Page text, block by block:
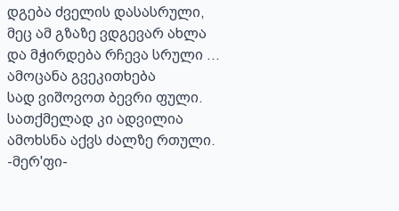
დგება ძველის დასასრული,
მეც ამ გზაზე ვდგევარ ახლა
და მჭირდება რჩევა სრული ...
ამოცანა გვეკითხება
სად ვიშოვოთ ბევრი ფული.
სათქმელად კი ადვილია
ამოხსნა აქვს ძალზე რთული.
-მერ'ფი-